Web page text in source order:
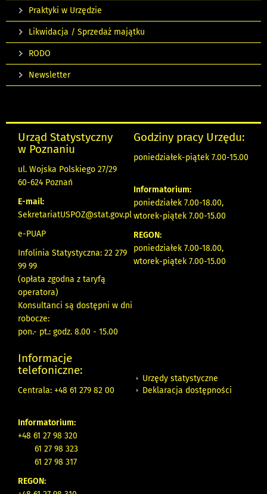
Praktyki w Urzędzie
Likwidacja / Sprzedaż majątku
RODO
Newsletter
Urząd Statystyczny
w Poznaniu
ul. Wojska Polskiego 27/29
60-624 Poznań
E-mail:
SekretariatUSPOZ@stat.gov.pl
e-PUAP
Infolinia Statystyczna: 22 279
99 99
(opłata zgodna z taryfą
operatora)
Konsultanci są dostępni w dni
robocze:
pon.- pt.: godz. 8.00 - 15.00
Godziny pracy Urzędu:
poniedziałek-piątek 7.00-15.00
Informatorium:
poniedziałek 7.00-18.00,
wtorek-piątek 7.00-15.00
REGON:
poniedziałek 7.00-18.00,
wtorek-piątek 7.00-15.00
Informacje
telefoniczne:
Centrala: +48 61 279 82 00
Informatorium:
+48 61 27 98 320
61 27 98 323
61 27 98 317
REGON:
Urzędy statystyczne
Deklaracja dostępności